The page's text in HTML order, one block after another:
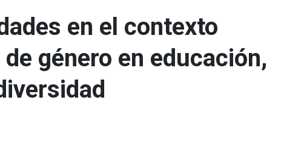
en el contexto
género en educación,